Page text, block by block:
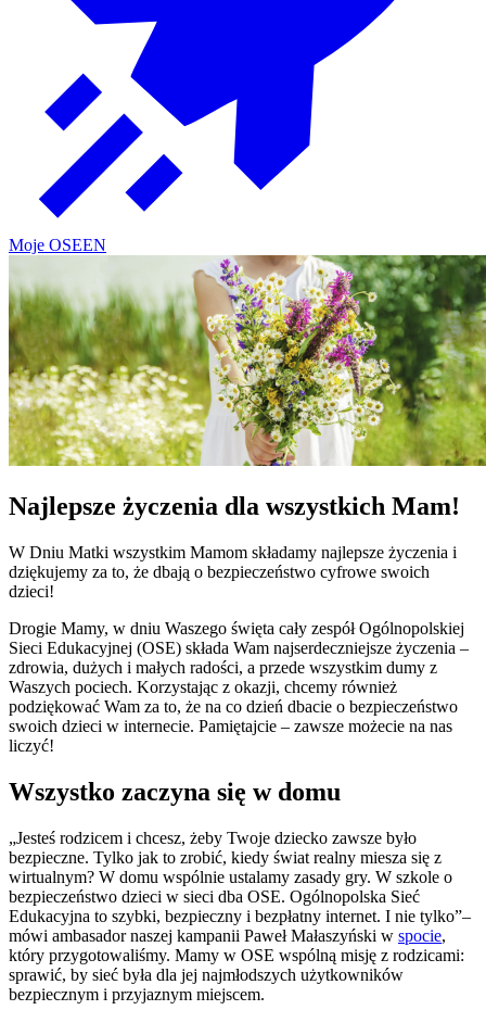
Moje OSEEN
Najlepsze życzenia dla wszystkich Mam!
W Dniu Matki wszystkim Mamom składamy najlepsze życzenia i
dziękujemy za to, że dbają o bezpieczeństwo cyfrowe swoich
dzieci!
Drogie Mamy, w dniu Waszego święta cały zespół Ogólnopolskiej
Sieci Edukacyjnej (OSE) składa Wam najserdeczniejsze życzenia –
zdrowia, dużych i małych radości, a przede wszystkim dumy z
Waszych pociech. Korzystając z okazji, chcemy również
podziękować Wam za to, że na co dzień dbacie o bezpieczeństwo
swoich dzieci w internecie. Pamiętajcie – zawsze możecie na nas
liczyć!
Wszystko zaczyna się w domu
„Jesteś rodzicem i chcesz, żeby Twoje dziecko zawsze było
bezpieczne. Tylko jak to zrobić, kiedy świat realny miesza się z
wirtualnym? W domu wspólnie ustalamy zasady gry. W szkole o
bezpieczeństwo dzieci w sieci dba OSE. Ogólnopolska Sieć
Edukacyjna to szybki, bezpieczny i bezpłatny internet. I nie tylko”–
mówi ambasador naszej kampanii Paweł Małaszyński w spocie,
który przygotowaliśmy. Mamy w OSE wspólną misję z rodzicami:
sprawić, by sieć była dla jej najmłodszych użytkowników
bezpiecznym i przyjaznym miejscem.